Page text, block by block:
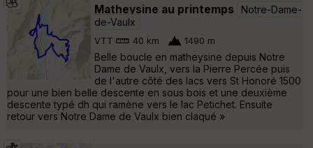
Matheysine au printemps
Notre-Dame-
de-Vaulx
VTT 40 km 1490 m
Belle boucle en matheysine depuis Notre
Dame de Vaulx, vers la Pierre Percée puis
de l'autre côté des lacs vers St Honoré 1500
pour une bien belle descente en sous bois et une deuxième
descente typé dh qui ramène vers le lac Petichet. Ensuite
retour vers Notre Dame de Vaulx bien claqué »